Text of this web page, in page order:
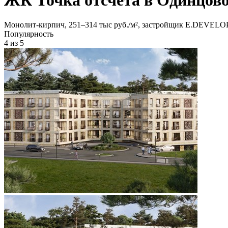
Монолит-кирпич, 251‒314 тыс руб./м², застройщик
Популярность
4 из 5